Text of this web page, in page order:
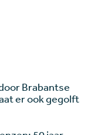
Brabantse
er ook gegolft